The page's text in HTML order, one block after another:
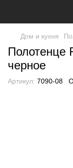
Дом и кухня
Полотенце
черное
Артикул: 7090-08